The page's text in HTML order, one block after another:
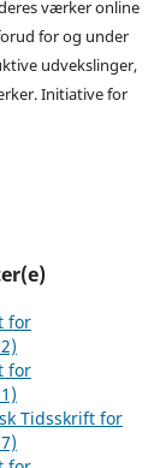
værker online
for og under
udvekslinger,
Initiative for
for
for
Tidsskrift for